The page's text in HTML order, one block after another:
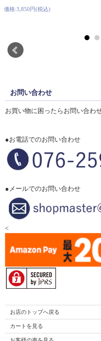
価格:3,850円(税込)
お問い合わせ
お買い物に困ったらお問い合わ
●お電話でのお問い合わせ
●メールでのお問い合わせ
<
お店のトップへ戻る
カートを見る